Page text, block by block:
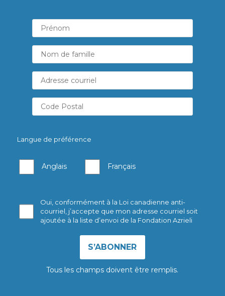
Langue de préférence
Anglais Français
Oui, conformément à la Loi canadienne anti-
courriel, j’accepte que mon adresse courriel soit
ajoutée à la liste d’envoi de la Fondation Azrieli
Tous les champs doivent être remplis.